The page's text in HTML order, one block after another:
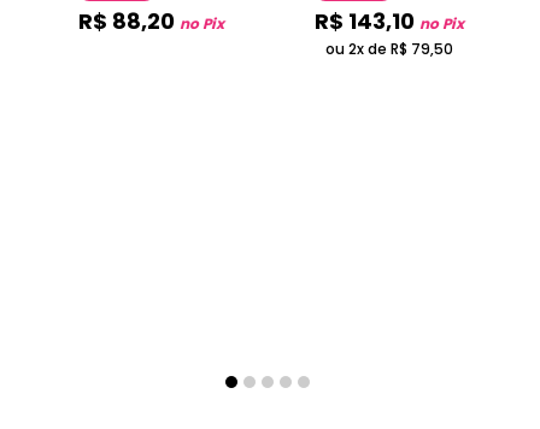
R$ 88,20 no Pix R$ 143,10 no Pix
ou 2x de R$ 79,50